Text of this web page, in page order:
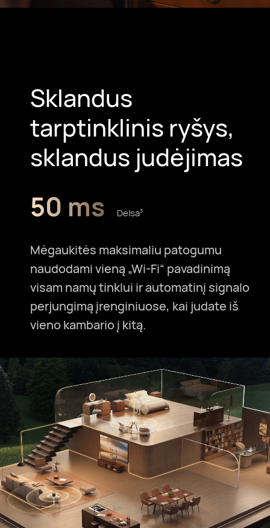
Sklandus
tarptinklinis ryšys,
sklandus judėjimas
Mėgaukitės maksimaliu patogumu
naudodami vieną „Wi-Fi“ pavadinimą
visam namų tinklui ir automatinį signalo
perjungimą įrenginiuose, kai judate iš
vieno kambario į kitą.
50 ms Delsa⁠3